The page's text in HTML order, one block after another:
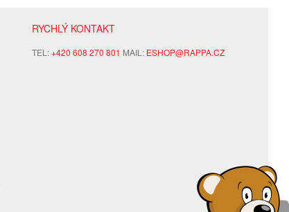
RYCHLÝ KONTAKT
TEL:+420 608 270 801 MAIL: ESHOP@RAPPA.CZ